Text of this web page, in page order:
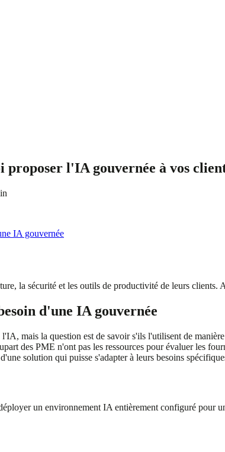
l'IA gouvernée à vos
IA gouvernée
la sécurité et les outils de productivité de leurs
d'une IA gouvernée
mais la question est de savoir s'ils l'utilisent de manière
des PME n'ont pas les ressources pour évaluer les
solution qui puisse s'adapter à leurs besoins
un environnement IA entièrement configuré pour